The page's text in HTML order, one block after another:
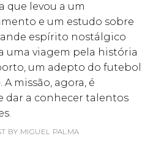
que levou a um
e um estudo sobre
espírito nostálgico
uma viagem pela história
um adepto do futebol
missão, agora, é
dar a conhecer talentos
BY MIGUEL PALMA